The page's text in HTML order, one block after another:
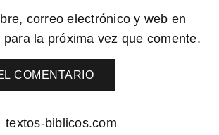
correo electrónico y web en
la próxima vez que comente.
textos-biblicos.com